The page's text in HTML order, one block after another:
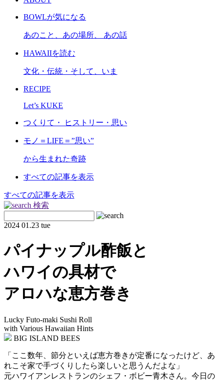
BOWLが気になる
あのこと、あの場所、 あの話
HAWAIIを読む
文化・伝統・そして、いま
RECIPE
Let’s KUKE
つくりて・ ヒストリー・思い
モノ＝LIFE＝”思い”
から生まれた奇跡
すべての記事を表示
すべての記事を表示
検索
2024 01.23 tue
パイナップル酢飯と
ハワイの具材で
アロハな恵方巻き
Lucky Futo-maki Sushi Roll
with Various Hawaiian Hints
BIG ISLAND BEES
「ここ数年、節分といえば恵方巻きが定番になったけど、あ
れこそ家で手づくりしたら楽しいと思うんだよな」
元ハワイアンレストランのシェフ・ボビー青木さん。今日の